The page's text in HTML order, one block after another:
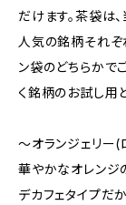
だけます。茶袋は
人気の銘柄それぞ
ン袋のどちらかで
く銘柄のお試し用
～オランジェリー(
華やかなオレンジ
デカフェタイプだ